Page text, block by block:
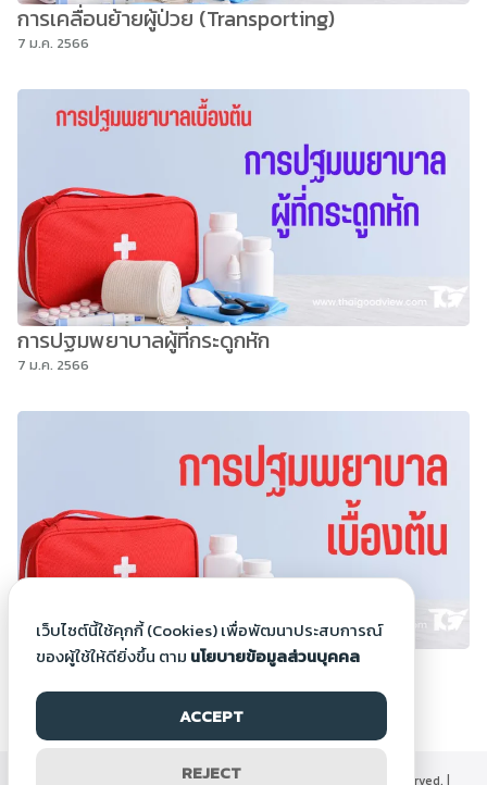
การเคลื่อนย้ายผู้ป่วย (Transporting)
7 ม.ค. 2566
การปฐมพยาบาลผู้ที่กระดูกหัก
7 ม.ค. 2566
การปฐมพยาบาลเบื้องต้น
6 ม.ค. 2566
©2000-2026 Thaigoodview.com, All rights reserved. |
เว็บไซต์นี้ใช้คุกกี้ (Cookies) เพื่อพัฒนาประสบการณ์
ของผู้ใช้ให้ดียิ่งขึ้น ตาม นโยบายข้อมูลส่วนบุคคล
ACCEPT
REJECT